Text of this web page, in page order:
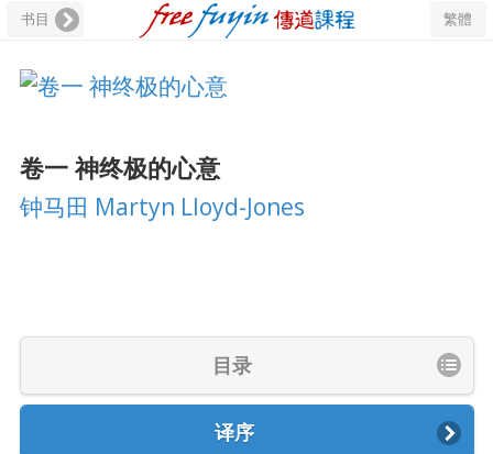
书目 繁體
卷一 神终极的心意
钟马田 Martyn Lloyd-Jones
目录
译序